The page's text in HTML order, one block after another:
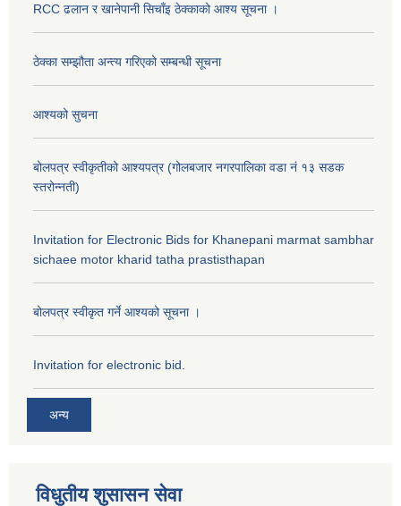
RCC ढलान र खानेपानी सिचाँइ ठेक्काको आश्य सूचना ।
ठेक्का सम्झौता अन्त्य गरिएको सम्बन्धी सूचना
आश्यको सुचना
बोलपत्र स्वीकृतीको आश्यपत्र (गोलबजार नगरपालिका वडा नं १३ सडक
स्तरोन्नती)
Invitation for Electronic Bids for Khanepani marmat sambhar
sichaee motor kharid tatha prastisthapan
बोलपत्र स्वीकृत गर्ने आश्यको सूचना ।
Invitation for electronic bid.
अन्य
विधुतीय शुसासन सेवा